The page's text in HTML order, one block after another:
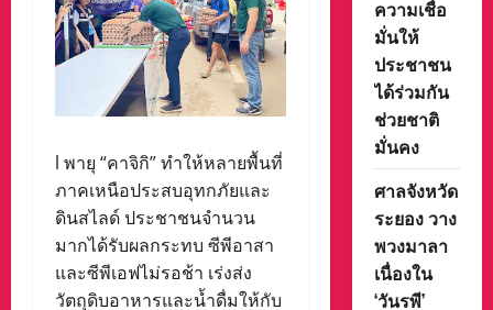
l พายุ “คาจิกิ” ทำให้หลายพื้นที่
ภาคเหนือประสบอุทกภัยและ
ดินสไลด์ ประชาชนจำนวน
มากได้รับผลกระทบ ซีพีอาสา
และซีพีเอฟไม่รอช้า เร่งส่ง
วัตถุดิบอาหารและน้ำดื่มให้กับ
ความเชื่อ
มั่นให้
ประชาชน
ได้ร่วมกัน
ช่วยชาติ
มั่นคง
ศาลจังหวัด
ระยอง วาง
พวงมาลา
เนื่องใน
‘วันรพี’